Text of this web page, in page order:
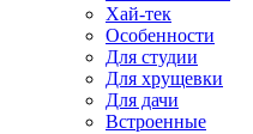
Хай-тек
Особенности
Для студии
Для хрущевки
Для дачи
Встроенные